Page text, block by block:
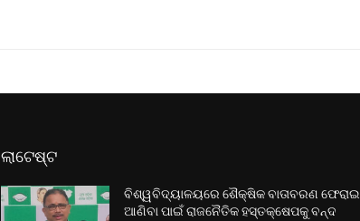
ଲାଟେଷ୍ଟ
ବିଶ୍ୱବିଦ୍ୟାଳୟରେ ଶୈକ୍ଷିକ ବାତାବରଣ ଫେରାଇ
ଆଣିବା ପାଇଁ ରାଜନୈତିକ ହସ୍ତକ୍ଷେପକୁ ବନ୍ଦ